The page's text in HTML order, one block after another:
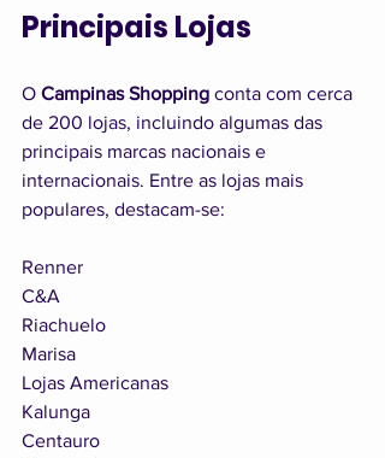
Principais Lojas
O Campinas Shopping conta com cerca
de 200 lojas, incluindo algumas das
principais marcas nacionais e
internacionais. Entre as lojas mais
populares, destacam-se:
Renner
C&A
Riachuelo
Marisa
Lojas Americanas
Kalunga
Centauro